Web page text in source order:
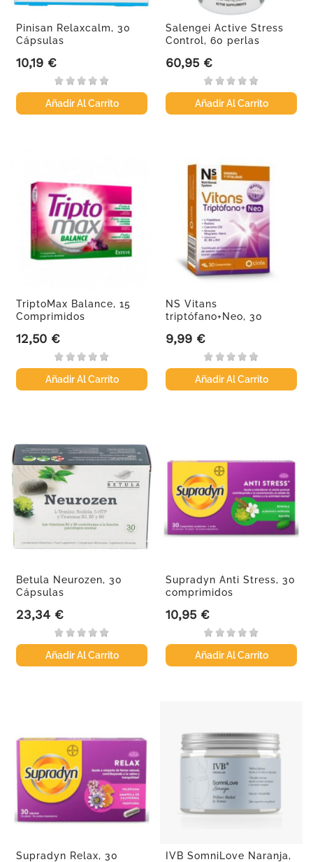
Pinisan Relaxcalm, 30
Cápsulas
Precio
10,19 €
Añadir Al Carrito
Salengei Active Stress
Control, 60 perlas
Precio
60,95 €
Añadir Al Carrito
TriptoMax Balance, 15
Comprimidos
Precio
12,50 €
Añadir Al Carrito
NS Vitans
triptófano+Neo, 30
Precio
9,99 €
Añadir Al Carrito
Betula Neurozen, 30
Cápsulas
Precio
23,34 €
Añadir Al Carrito
Supradyn Anti Stress, 30
comprimidos
Precio
10,95 €
Añadir Al Carrito
Supradyn Relax, 30
IVB SomniLove Naranja,